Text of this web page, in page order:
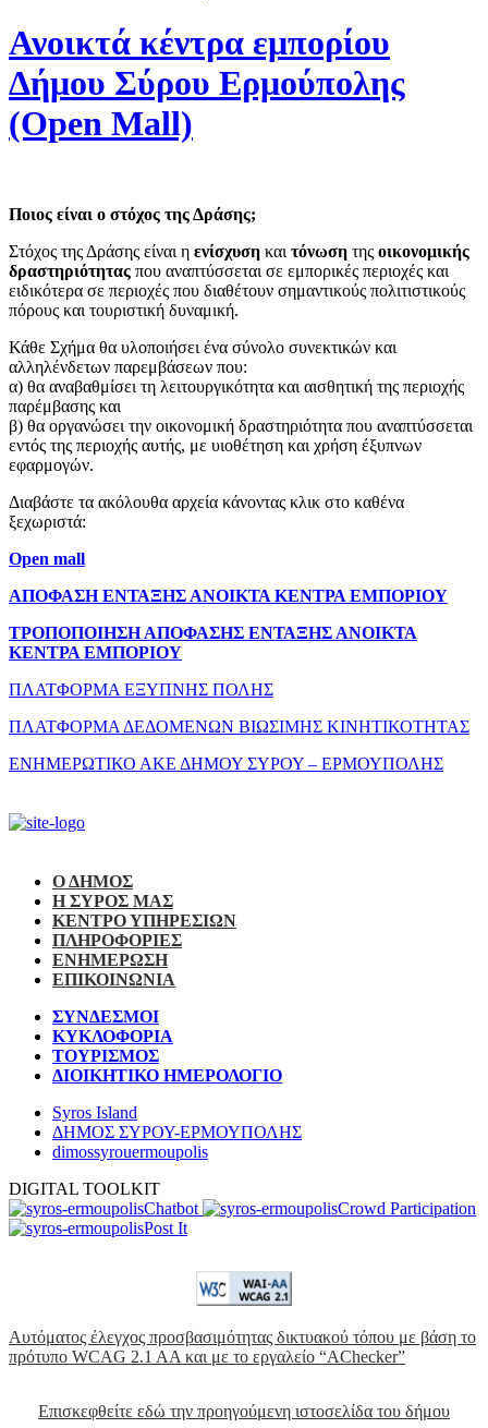
Ανοικτά κέντρα εμπορίου
Δήμου Σύρου Ερμούπολης
(Open Mall)
Ποιος είναι ο στόχος της Δράσης;
Στόχος της Δράσης είναι η ενίσχυση και τόνωση της οικονομικής
δραστηριότητας που αναπτύσσεται σε εμπορικές περιοχές και
ειδικότερα σε περιοχές που διαθέτουν σημαντικούς πολιτιστικούς
πόρους και τουριστική δυναμική.
Κάθε Σχήμα θα υλοποιήσει ένα σύνολο συνεκτικών και
αλληλένδετων παρεμβάσεων που:
α) θα αναβαθμίσει τη λειτουργικότητα και αισθητική της περιοχής
παρέμβασης και
β) θα οργανώσει την οικονομική δραστηριότητα που αναπτύσσεται
εντός της περιοχής αυτής, με υιοθέτηση και χρήση έξυπνων
εφαρμογών.
Διαβάστε τα ακόλουθα αρχεία κάνοντας κλικ στο καθένα
ξεχωριστά:
Open mall
ΑΠΟΦΑΣΗ ΕΝΤΑΞΗΣ ΑΝΟΙΚΤΑ ΚΕΝΤΡΑ ΕΜΠΟΡΙΟΥ
ΤΡΟΠΟΠΟΙΗΣΗ ΑΠΟΦΑΣΗΣ ΕΝΤΑΞΗΣ ΑΝΟΙΚΤΑ
ΚΕΝΤΡΑ ΕΜΠΟΡΙΟΥ
ΠΛΑΤΦΟΡΜΑ ΕΞΥΠΝΗΣ ΠΟΛΗΣ
ΠΛΑΤΦΟΡΜΑ ΔΕΔΟΜΕΝΩΝ ΒΙΩΣΙΜΗΣ ΚΙΝΗΤΙΚΟΤΗΤΑΣ
ΕΝΗΜΕΡΩΤΙΚΟ ΑΚΕ ΔΗΜΟΥ ΣΥΡΟΥ – ΕΡΜΟΥΠΟΛΗΣ
Ο ΔΗΜΟΣ
Η ΣΥΡΟΣ ΜΑΣ
ΚΕΝΤΡΟ ΥΠΗΡΕΣΙΩΝ
ΠΛΗΡΟΦΟΡΙΕΣ
ΕΝΗΜΕΡΩΣΗ
ΕΠΙΚΟΙΝΩΝΙΑ
ΣΥΝΔΕΣΜΟΙ
ΚΥΚΛΟΦΟΡΙΑ
ΤΟΥΡΙΣΜΟΣ
ΔΙΟΙΚΗΤΙΚΟ ΗΜΕΡΟΛΟΓΙΟ
Syros Island
ΔΗΜΟΣ ΣΥΡΟΥ-ΕΡΜΟΥΠΟΛΗΣ
dimossyrouermoupolis
DIGITAL TOOLKIT
Chatbot
Crowd Participation
Post It
Αυτόματος έλεγχος προσβασιμότητας δικτυακού τόπου με βάση το
πρότυπο WCAG 2.1 AA και με το εργαλείο “AChecker”
Επισκεφθείτε εδώ την προηγούμενη ιστοσελίδα του δήμου